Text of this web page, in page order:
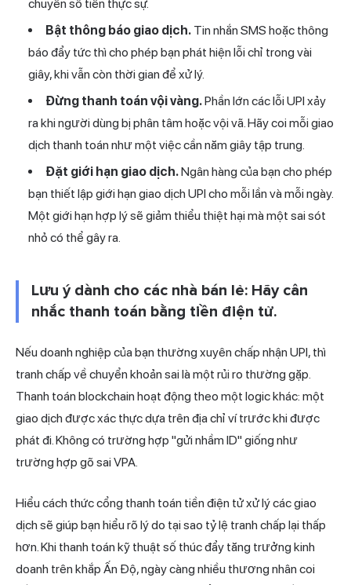
chuyển số tiền thực sự.
Bật thông báo giao dịch. Tin nhắn SMS hoặc thông
báo đẩy tức thì cho phép bạn phát hiện lỗi chỉ trong vài
giây, khi vẫn còn thời gian để xử lý.
Đừng thanh toán vội vàng.Phần lớn các lỗi UPI xảy
ra khi người dùng bị phân tâm hoặc vội vã. Hãy coi mỗi giao
dịch thanh toán như một việc cần năm giây tập trung.
Đặt giới hạn giao dịch.Ngân hàng của bạn cho phép
bạn thiết lập giới hạn giao dịch UPI cho mỗi lần và mỗi ngày.
Một giới hạn hợp lý sẽ giảm thiểu thiệt hại mà một sai sót
nhỏ có thể gây ra.
Lưu ý dành cho các nhà bán lẻ: Hãy cân
nhắc thanh toán bằng tiền điện tử.
Nếu doanh nghiệp của bạn thường xuyên chấp nhận UPI, thì
tranh chấp về chuyển khoản sai là một rủi ro thường gặp.
Thanh toán blockchain hoạt động theo một logic khác: một
giao dịch được xác thực dựa trên địa chỉ ví trước khi được
phát đi. Không có trường hợp "gửi nhầm ID" giống như
trường hợp gõ sai VPA.
Hiểu cách thứccổng thanh toán tiền điện tửxử lý các giao
dịch sẽ giúp bạn hiểu rõ lý do tại sao tỷ lệ tranh chấp lại thấp
hơn. Khi thanh toán kỹ thuật số thúc đẩy tăng trưởng kinh
doanh trên khắp Ấn Độ, ngày càng nhiều thương nhân coi